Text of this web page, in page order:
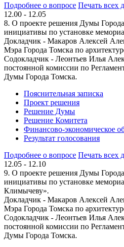
Подробнее о вопросе Печать всех
12.00 - 12.05
8. О проекте решения Думы
инициативы по установке
Докладчик - Макаров Алексей
Мэра Города Томска по
Содокладчик - Леонтьев Илья
постоянной комиссии по
Думы Города Томска.
Пояснительная записка
Проект решения
Решение Думы
Решение Комитета
Финансово-экономическое
Результат голосования
Подробнее о вопросе Печать всех
12.05 - 12.10
9. О проекте решения Думы
инициативы по установке
Климычеву».
Докладчик - Макаров Алексей
Мэра Города Томска по
Содокладчик - Леонтьев Илья
постоянной комиссии по
Думы Города Томска.